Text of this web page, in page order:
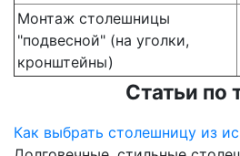
Монтаж столешницы
"подвесной" (на уголки,
кронштейны)
Статьи по
Как выбрать столешницу из